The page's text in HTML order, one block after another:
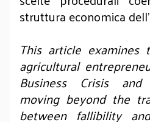
struttura economica
This article
agricultural
Business Crisis and
moving beyond the
between fallibility